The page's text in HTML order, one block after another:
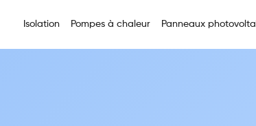
Isolation Pompes à chaleur Panneaux